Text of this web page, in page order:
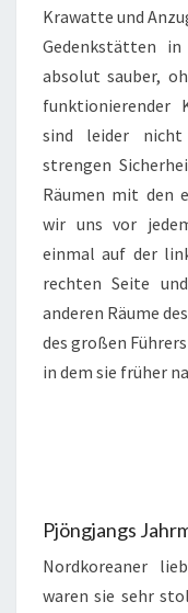
Krawatte und
Gedenkstätten
absolut sauber,
funktionierender
sind leider
strengen
Räumen mit den
wir uns vor
einmal auf der
rechten Seite
anderen Räume
des großen
in dem sie früher
Pjöngjangs
Nordkoreaner
waren sie sehr